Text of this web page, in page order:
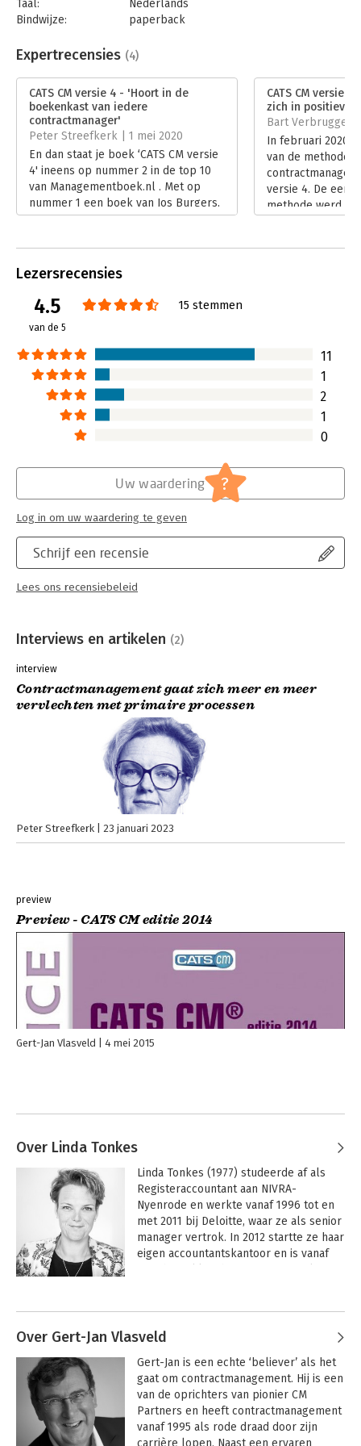
contractmanagers, businessmanagers, deliverymanagers,
inkoopmanagers, compliance managers, risicomanagers,
accountmanagers, salesmanagers en HR-managers, hun
directeuren en stuurgroepleden aan beide zijden van het
contract.
Taal:
Nederlands
Bindwijze:
paperback
Uitgever:
Van Haren Publishing B.V.
Verschijningsdatum:
14-2-2020
Hoofdrubriek:
Serie:
Best Practice Guides
Expertrecensies (4)
CATS CM versie 4 - 'Hoort in de
boekenkast van iedere
contractmanager'
Peter Streefkerk | 1 mei 2020
En dan staat je boek ‘CATS CM versie
4' ineens op nummer 2 in de top 10
van Managementboek.nl . Met op
nummer 1 een boek van Jos Burgers,
een van de best scorende
de laatste jaren.
Lees verder
CATS CM versie
zich in positieve
Bart Verbrugge |
In februari 2020
van de methode
versie 4. De
methode werd in
Lezersrecensies
4.5
van de 5
15 stemmen
11
1
2
1
0
Schrijf een recensie
Lees ons recensiebeleid
Uw waardering ?
Log in om uw waardering te geven
Interviews en artikelen (2)
interview
Contractmanagement gaat zich meer en meer
vervlechten met primaire processen
Peter Streefkerk 23 januari 2023
preview
Preview - CATS CM editie 2014
Gert-Jan Vlasveld 4 mei 2015
Over Linda Tonkes
Linda Tonkes (1977) studeerde af als
Registeraccountant aan NIVRA-
Nyenrode en werkte vanaf 1996 tot en
met 2011 bij Deloitte, waar ze als senior
manager vertrok. In 2012 startte ze haar
eigen accountantskantoor en is vanaf
tot CM Partners en in die hoedanigheid
en als coauteur betrokken bij de
totstandkoming van het boek 'CATS CM
versie 4: Van werken aan contracten
naar contracten die werken'.
Over Gert-Jan Vlasveld
Gert-Jan is een echte ‘believer’ als het
gaat om contractmanagement. Hij is een
van de oprichters van pionier CM
Partners en heeft contractmanagement
vanaf 1995 als rode draad door zijn